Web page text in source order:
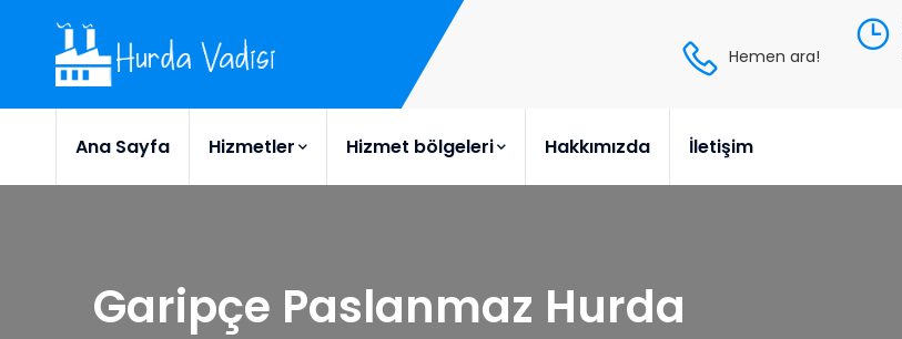
Hemen ara!
Ana Sayfa Hizmetler Hizmet bölgeleri Hakkımızda İletişim
Garipçe Paslanmaz Hurda